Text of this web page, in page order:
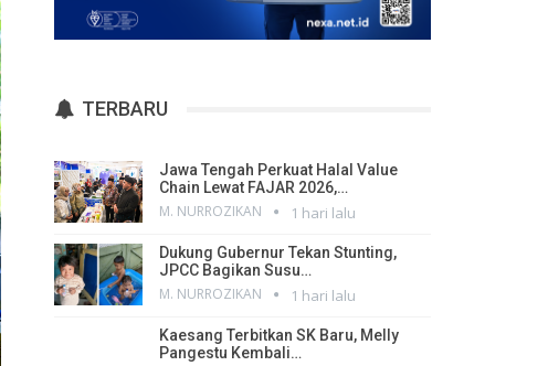
TERBARU
Jawa Tengah Perkuat Halal Value
Chain Lewat FAJAR 2026,…
M. NURROZIKAN 1 hari lalu
Dukung Gubernur Tekan Stunting,
JPCC Bagikan Susu…
M. NURROZIKAN 1 hari lalu
Kaesang Terbitkan SK Baru, Melly
Pangestu Kembali…